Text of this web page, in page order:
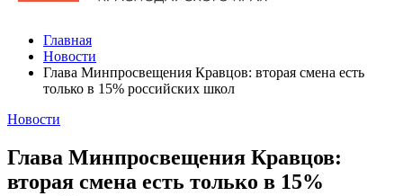
Главная
Новости
Глава Минпросвещения Кравцов: вторая смена есть
только в 15% российских школ
Новости
Глава Минпросвещения Кравцов:
вторая смена есть только в 15%